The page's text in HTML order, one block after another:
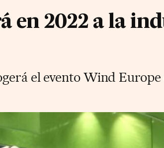
en 2022 a la
el evento Wind